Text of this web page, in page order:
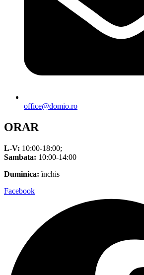
office@domio.ro
ORAR
L-V: 10:00-18:00;
Sambata: 10:00-14:00
Duminica: închis
Facebook